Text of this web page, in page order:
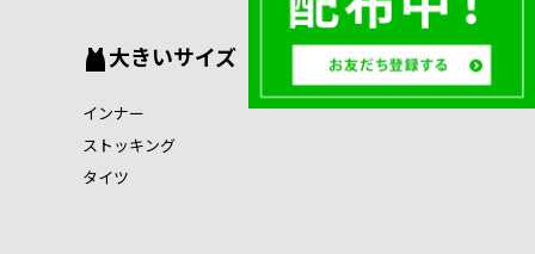
大きいサイズ
インナー
ストッキング
タイツ